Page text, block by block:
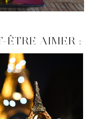
ÊTRE AIMER :